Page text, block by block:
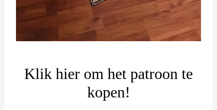
Klik hier om het patroon te
kopen!